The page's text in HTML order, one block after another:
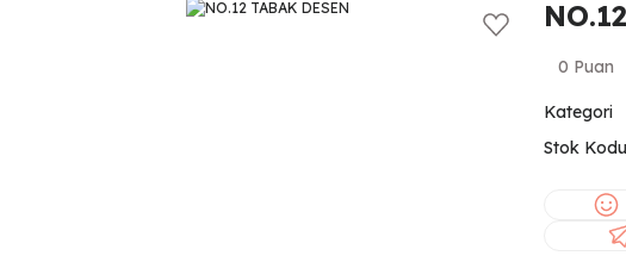
0 Puan
Kategori
Stok Kodu